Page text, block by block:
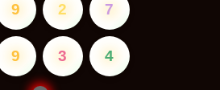
9 2 7
9 3 4